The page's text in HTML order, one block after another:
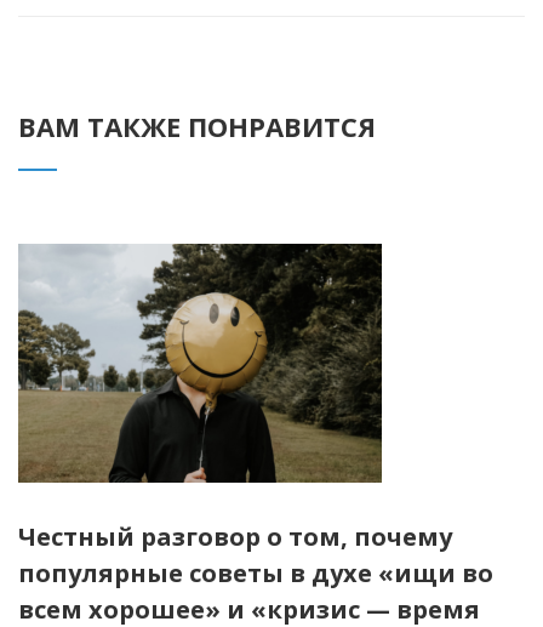
ВАМ ТАКЖЕ ПОНРАВИТСЯ
Честный разговор о том, почему
популярные советы в духе «ищи во
всем хорошее» и «кризис — время